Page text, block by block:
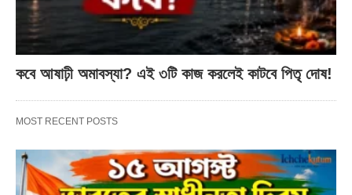
কবে আষাঢ়ী অমাবস্যা? এই ৩টি কাজ করলেই কাটবে পিতৃ দোষ!
MOST RECENT POSTS